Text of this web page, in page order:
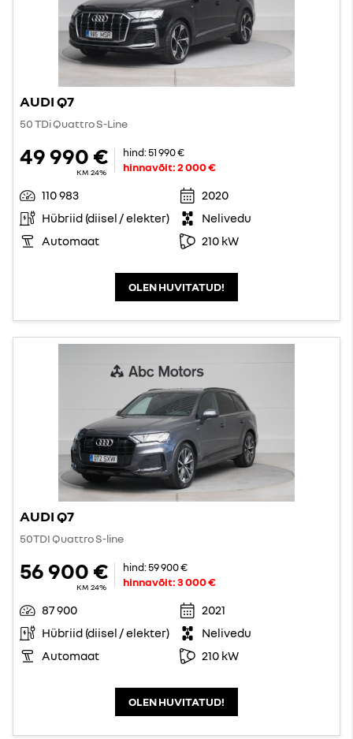
AUDI Q7
50 TDi Quattro S-Line
49 990 €
KM 24%
hind:51 990 €
hinnavõit:2 000 €
110 983
2020
Hübriid (diisel / elekter)
Nelivedu
Automaat
210 kW
OLEN HUVITATUD!
AUDI Q7
50TDI Quattro S-line
56 900 €
KM 24%
hind:59 900 €
hinnavõit:3 000 €
87 900
2021
Hübriid (diisel / elekter)
Nelivedu
Automaat
210 kW
OLEN HUVITATUD!